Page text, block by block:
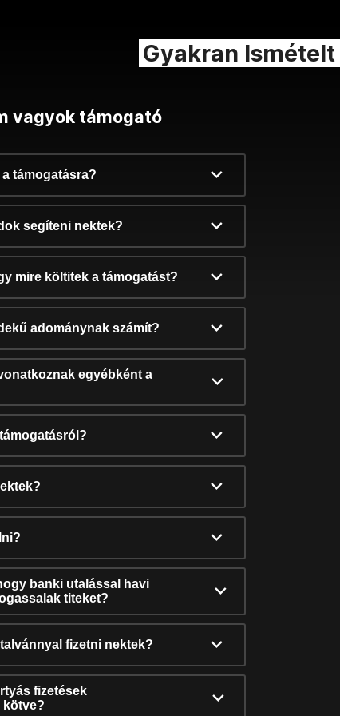
Gyakran
vagyok támogató
támogatásra?
segíteni nektek?
mire költitek a támogatást?
adománynak számít?
egyébként a
banki utalással havi
titeket?
fizetni nektek?
fizetések
kötve?